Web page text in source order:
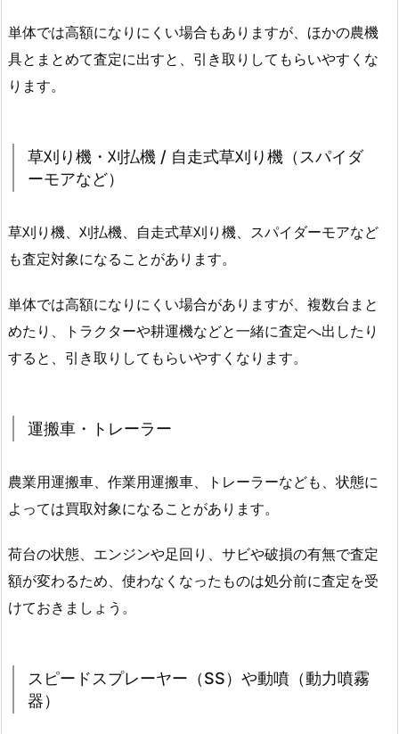
単体では高額になりにくい場合もありますが、ほかの農機
具とまとめて査定に出すと、引き取りしてもらいやすくな
ります。
草刈り機・刈払機 / 自走式草刈り機（スパイダ
ーモアなど）
草刈り機、刈払機、自走式草刈り機、スパイダーモアなど
も査定対象になることがあります。
単体では高額になりにくい場合がありますが、複数台まと
めたり、トラクターや耕運機などと一緒に査定へ出したり
すると、引き取りしてもらいやすくなります。
運搬車・トレーラー
農業用運搬車、作業用運搬車、トレーラーなども、状態に
よっては買取対象になることがあります。
荷台の状態、エンジンや足回り、サビや破損の有無で査定
額が変わるため、使わなくなったものは処分前に査定を受
けておきましょう。
スピードスプレーヤー（SS）や動噴（動力噴霧
器）